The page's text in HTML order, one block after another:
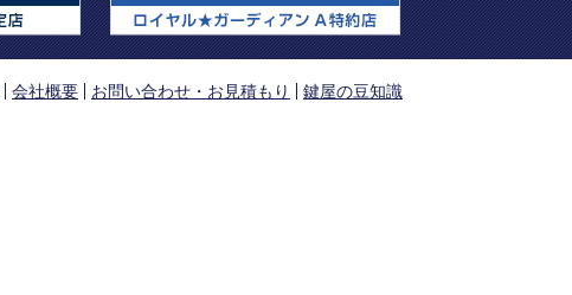
会社概要 お問い合わせ・お見積もり 鍵屋の豆知識